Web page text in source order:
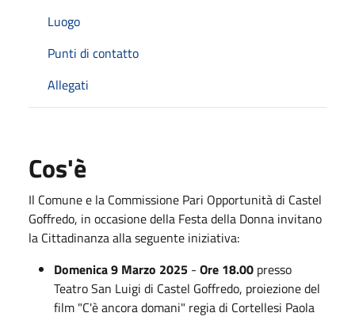
Luogo
Punti di contatto
Allegati
Cos'è
Il Comune e la Commissione Pari Opportunità di Castel
Goffredo, in occasione della Festa della Donna invitano
la Cittadinanza alla seguente iniziativa:
Domenica 9 Marzo 2025 - Ore 18.00 presso
Teatro San Luigi di Castel Goffredo, proiezione del
film "C'è ancora domani" regia di Cortellesi Paola